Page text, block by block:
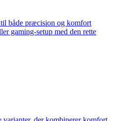
både præcision og komfort
gaming-setup med den rette